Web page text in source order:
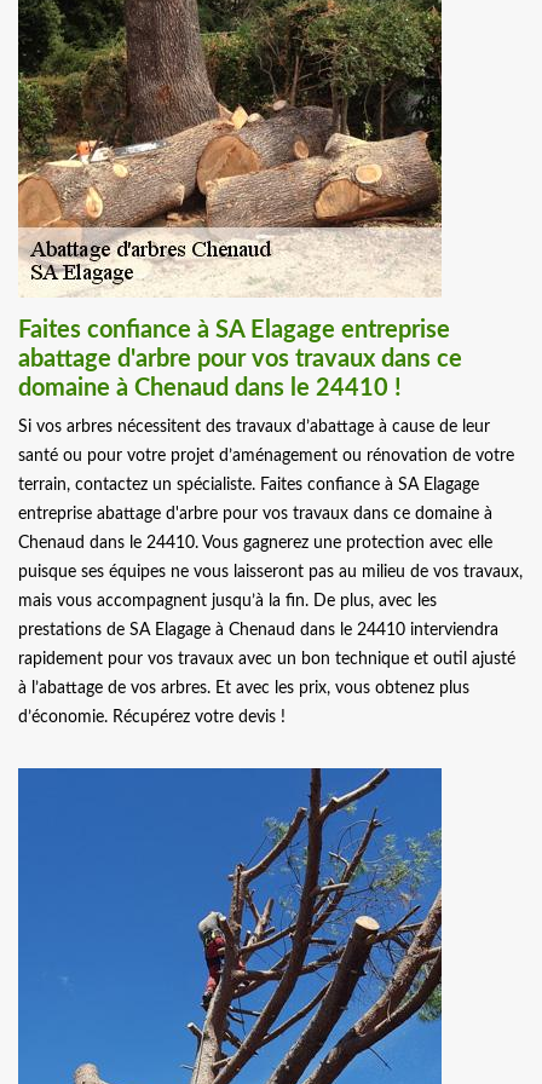
Faites confiance à SA Elagage entreprise
abattage d'arbre pour vos travaux dans ce
domaine à Chenaud dans le 24410 !
Si vos arbres nécessitent des travaux d’abattage à cause de leur
santé ou pour votre projet d’aménagement ou rénovation de votre
terrain, contactez un spécialiste. Faites confiance à SA Elagage
entreprise abattage d'arbre pour vos travaux dans ce domaine à
Chenaud dans le 24410. Vous gagnerez une protection avec elle
puisque ses équipes ne vous laisseront pas au milieu de vos travaux,
mais vous accompagnent jusqu’à la fin. De plus, avec les
prestations de SA Elagage à Chenaud dans le 24410 interviendra
rapidement pour vos travaux avec un bon technique et outil ajusté
à l’abattage de vos arbres. Et avec les prix, vous obtenez plus
d’économie. Récupérez votre devis !